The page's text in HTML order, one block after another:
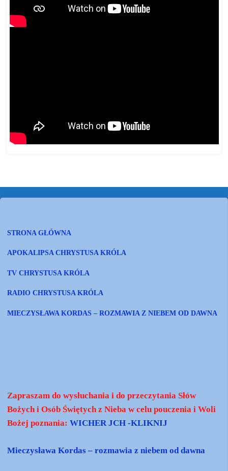
STRONA GŁÓWNA
APOKALIPSA CHRYSTUSA KRÓLA
TV CHRYSTUSA KRÓLA
RADIO CHRYSTUSA KRÓLA
MIECZYSŁAWA KORDAS – ROZMAWIA Z NIEBEM OD DAWNA
Zapraszam do wysłuchania i do przeczytania Słów
Bożych i Osób Świętych z Nieba w celu pouczenia i Woli
Bożej poznania:WICHER JCH -KLIKNIJ
Mieczysława Kordas – rozmawia z niebem od dawna